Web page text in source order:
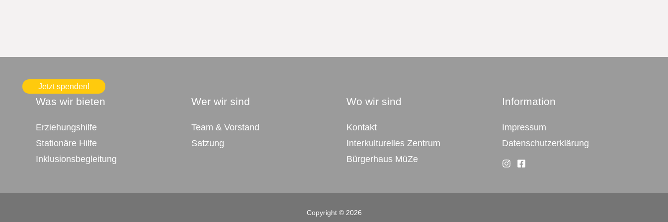
Jetzt spenden!
Was wir bieten
Erziehungshilfe
Stationäre Hilfe
Inklusionsbegleitung
Wer wir sind
Team & Vorstand
Satzung
Wo wir sind
Kontakt
Interkulturelles Zentrum
Bürgerhaus MüZe
Information
Impressum
Datenschutzerklärung
Copyright © 2026